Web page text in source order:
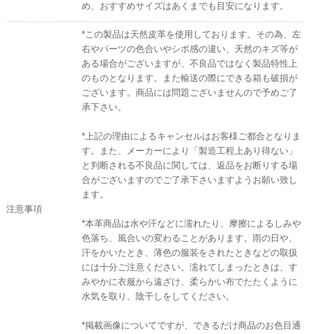
め、おすすめサイズはあくまでも目安になります。
注意事項
*この製品は天然皮革を使用しております。その為、左
右やパーツの色合いやシボ感の違い、天然のキズ等が
ある場合がございますが、不良品ではなく製品特性上
のものとなります。また輸送の際にできる箱も破損が
ございます。商品には問題ございませんので予めご了
承下さい。
*上記の理由によるキャンセルはお客様ご都合となりま
す。また、メーカーにより「製造工程上あり得ない」
と判断される不良品に関しては、返品をお断りする場
合がございますのでご了承下さいますようお願い致し
ます。
*本革商品は水や汗などに濡れたり、摩擦によるしみや
色落ち、風合いの変わることがあります。雨の日や、
汗をかいたとき、薄色の服装をされたときなどの取扱
には十分ご注意ください。濡れてしまったときは、す
みやかに衣服から遠ざけ、柔らかい布でたたくように
水気を取り、陰干しをしてください。
*掲載画像についてですが、できるだけ商品のお色目通